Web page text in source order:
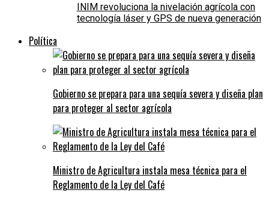
INIM revoluciona la nivelación agrícola con
tecnología láser y GPS de nueva generación
Política
Gobierno se prepara para una sequía severa y diseña plan
para proteger al sector agrícola
Ministro de Agricultura instala mesa técnica para el
Reglamento de la Ley del Café